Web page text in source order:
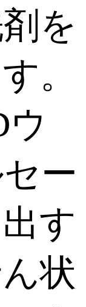
を
。
ー
す
状